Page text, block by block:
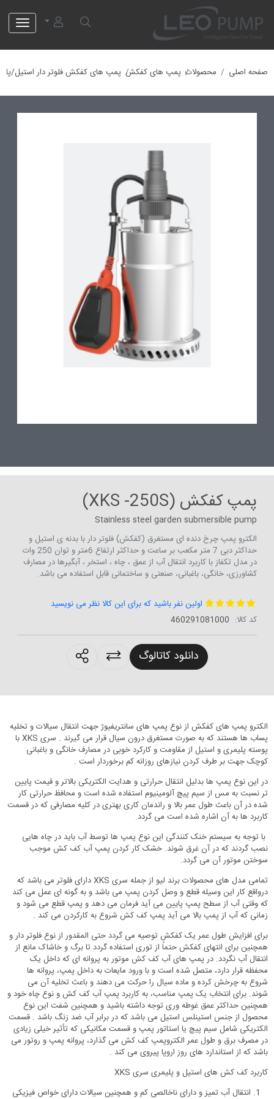
صفحه اصلی محصولات پمپ های کفکش پمپ های کفکش فلوتر دار استیل/
پمپ کفکش (XKS -250S)
Stainless steel garden submersible pump
الکترو پمپ چرخ دنده ای مستغرق (کفکش) فلوتر دار با بدنه ی استیل و
حداکثر دبی 7 متر مکعب بر ساعت و حداکثر ارتفاع 6متر و توان 250 وات
در مدل تکفاز با کاربرد انتقال آب از عمق ، چاه ، استخر ، آبگیرها در مصارف
کشاورزی، خانگی، باغبانی، صنعتی و ساختمانی قابل استفاده می باشد.
اولین نفر باشید که برای این کالا نظر می نویسید
کد کالا: 460291081000
دانلود کاتالوگ
الکترو پمپ های کفکش از نوع ­­­­­­­­­پمپ های سانتریفیوژ جهت انتقال سیالات و تخلیه
پساب ها هستند که به صورت مستغرق درون سیال قرار می گیرند . سری XKS با
پوسته پلیمری و استیل از مقاومت و کارکرد خوبی در مصارف خانگی و باغبانی
کوچک جهت بر طرف کردن نیازهای روزانه کم برخوردار است .
در این نوع پمپ ها بدلیل انتقال حرارتی و هدایت الکتریکی بالاتر و قیمت پایین
تر نسبت به مس از سیم پیچ آلومینیوم استفاده شده است و محافظ حرارتی کار
شده در آن باعث طول عمر بالا و راندمان کاری بهتری در کلیه مصارفی که در قسمت
کاربرد ها به آن اشاره شده است می گردد.
با توجه به سیستم خنک کنندگی این نوع پمپ ها توسط آب باید در چاه هایی
نصب گردند که در آن غرق شوند. خشک کار کردن پمپ آب کف کش موجب
سوختن موتور آن می گردد.
تمامی مدل های محصولات برند لیو از جمله سری XKS دارای فلوتر می باشد که
درواقع کار این وسیله قطع و وصل کردن پمپ می باشد و به گونه ای عمل می کند
که وقتی آب از سطح پمپ پایین می آید فرمان می دهد و پمپ قطع می شود و
زمانی که آب از پمپ بالا می آید پمپ کف کش شروع به کارکردن می کند .
برای افزایش طول عمر یک کفکش توصیه می گردد حتی المقدور از نوع فلوتر دار و
همچنین برای انتهای کفکش حتماً از توری استفاده گردد تا برگ و خاشاک مانع از
انتقال آب نگردد. در پمپ های آب کف کش موتور به پروانه ای که داخل یک
محفظه قرار دارد، متصل شده است و با ورود مایعات به داخل پمپ، پروانه ها
شروع به چرخش کرده و ماده سیال را حرکت می دهند و باعث تخلیه آن می
شوند. برای انتخاب یک پمپ مناسب، به کاربرد پمپ آب کف کش و نوع چاه خود و
همچنین حداکثر عمق غوطه وری توجه داشته باشید و همچنین شفت این نوع
محصول از جنس استینلس استیل می باشد که در برابر آب ضد زنگ باشد . قسمت
الکتریکی شامل سیم پیچ یا استاتور پمپ و قسمت مکانیکی که تأثیر خیلی زیادی
در مصرف برق و طول عمر الکتروپمپ کف کش می گذارد، پروانه پمپ و روتور می
باشد که از استاندارد های روز اروپا پیروی می کند .
کاربرد کف کش های استیل و پلیمری سری XKS
انتقال آب تمیز و دارای ناخالصی کم و همچنین سیالات دارای خواص فیزیکی